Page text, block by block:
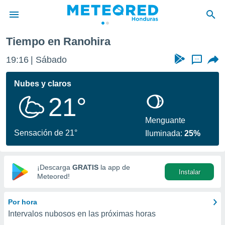
de
ha sido
calidad.
a este
las
y
digital
basada
Tiempo en Ranohira
19:16 Sábado ...
Nubes y claros
21°
Sensación de 21°
Menguante
Iluminada:25%
¡Descarga GRATIS la app de
Meteored!
Instalar
Por hora
Intervalos nubosos en las próximas horas